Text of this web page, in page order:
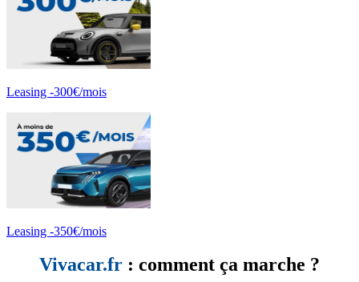
Leasing -300€/mois
Leasing -350€/mois
Vivacar.fr : comment ça marche ?